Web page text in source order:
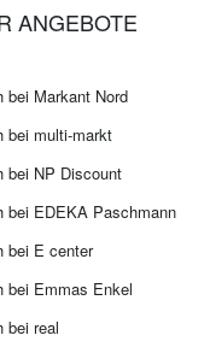
ANGEBOTE
bei Markant Nord
bei multi-markt
bei NP Discount
bei EDEKA Paschmann
bei E center
bei Emmas Enkel
bei real